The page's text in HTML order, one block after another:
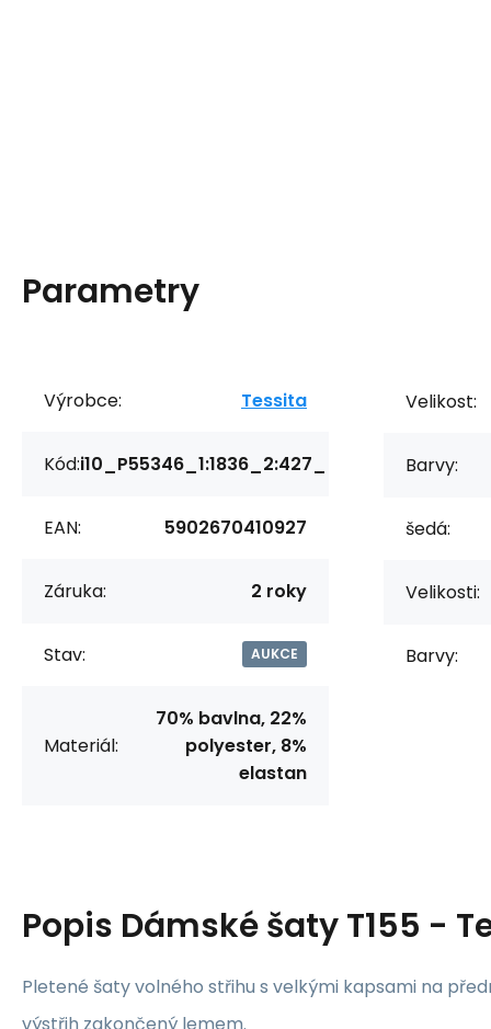
Parametry
Výrobce: Tessita
Kód:i10_P55346_1:1836_2:427_
EAN: 5902670410927
Záruka: 2 roky
Stav: AUKCE
Materiál:
70% bavlna, 22%
polyester, 8%
elastan
Velikost:
Barvy:
šedá:
Velikosti:
Barvy:
Popis Dámské šaty T155 -
Pletené šaty volného střihu s velkými kapsami na
výstřih zakončený lemem.